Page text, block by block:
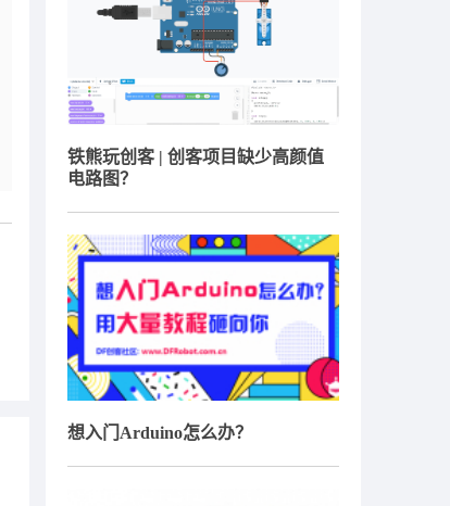
铁熊玩创客 | 创客项目缺少高颜值
电路图？
想入门Arduino怎么办？